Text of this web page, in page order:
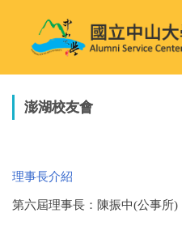
區
澎湖校友會
理事長介紹
第六屆理事長：陳振中(公事所)